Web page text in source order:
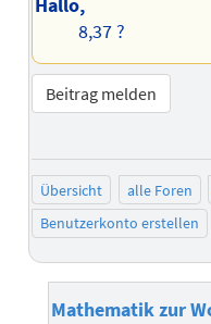
Hallo,
8,37 ?
Beitrag melden
Übersicht alle Foren
Benutzerkonto erstellen
Mathematik zur